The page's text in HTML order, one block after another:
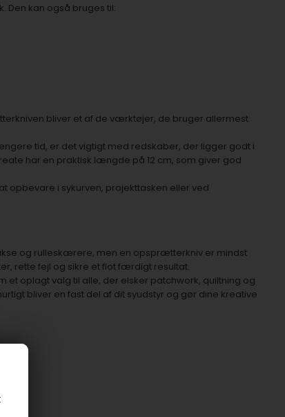
Den kan også bruges til:
bliver et af de værktøjer, de bruger allermest.
tid, er det vigtigt med redskaber, der ligger godt i
har en praktisk længde på 12 cm, som giver god
opbevare i sykurven, projekttasken eller ved
og rulleskærere, men en opsprætterkniv er mindst
rette fejl og sikre et flot færdigt resultat.
et oplagt valg til alle, der elsker patchwork, quiltning og
bliver en fast del af dit syudstyr og gør dine kreative